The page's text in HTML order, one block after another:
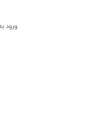
ورود